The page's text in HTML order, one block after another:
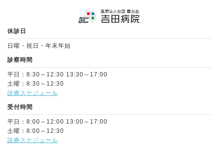
休診日
日曜・祝日・年末年始
診察時間
平日：8:30～12:30 13:30～17:00
土曜：8:30～12:30
診療スケジュール
受付時間
平日：8:00～12:00 13:00～17:00
土曜：8:00～12:30
診療スケジュール